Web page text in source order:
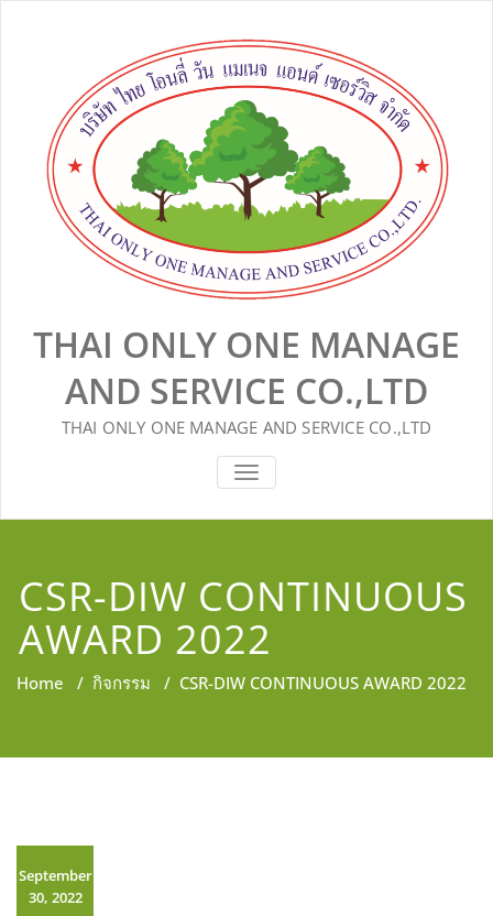
THAI ONLY ONE MANAGE
AND SERVICE CO.,LTD
THAI ONLY ONE MANAGE AND SERVICE CO.,LTD
TOGGLE
NAVIGATION
CSR-DIW CONTINUOUS
AWARD 2022
Home / กิจกรรม / CSR-DIW CONTINUOUS AWARD 2022
September
30, 2022